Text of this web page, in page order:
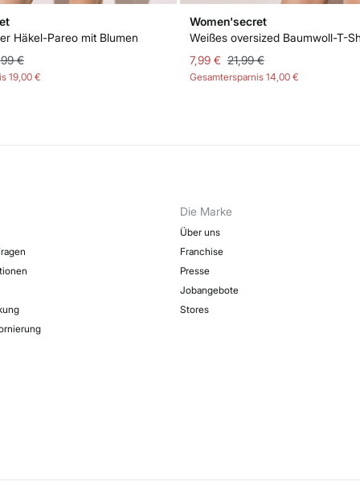
Häkel-Pareo mit Blumen
€
19,00 €
Women'secret
Weißes oversized Baumwoll-T-
7,99 € 21,99 €
Gesamtersparnis 14,00 €
Die Marke
Über uns
Franchise
Presse
Jobangebote
Stores